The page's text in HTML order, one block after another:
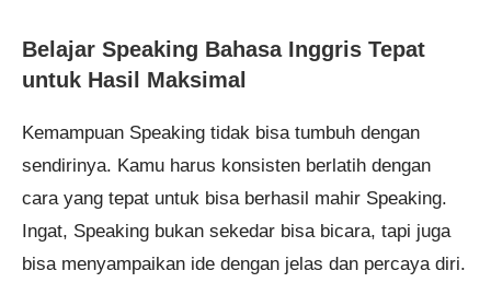
Belajar Speaking Bahasa Inggris Tepat
untuk Hasil Maksimal
Kemampuan Speaking tidak bisa tumbuh dengan
sendirinya. Kamu harus konsisten berlatih dengan
cara yang tepat untuk bisa berhasil mahir Speaking.
Ingat, Speaking bukan sekedar bisa bicara, tapi juga
bisa menyampaikan ide dengan jelas dan percaya diri.